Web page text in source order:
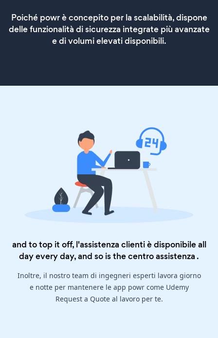
Poiché powr è concepito per la scalabilità, dispone
delle funzionalità di sicurezza integrate più avanzate
e di volumi elevati disponibili.
and to top it off, l'assistenza clienti è disponibile all
day every day, and so is thecentro assistenza .
Inoltre, il nostro team di ingegneri esperti lavora giorno
e notte per mantenere le app powr come Udemy
Request a Quote al lavoro per te.